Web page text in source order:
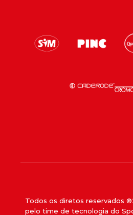
Todos os diretos reservados ®
pelo time de tecnologia do